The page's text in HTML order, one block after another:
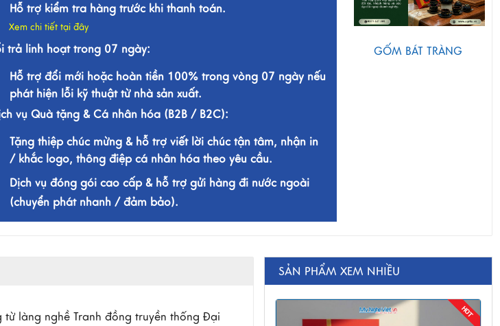
Hỗ trợ kiểm tra hàng trước khi thanh toán.
Xem chi tiết tại đây
trả linh hoạt trong 07 ngày:
Hỗ trợ đổi mới hoặc hoàn tiền 100% trong vòng 07 ngày nếu
phát hiện lỗi kỹ thuật từ nhà sản xuất.
vụ Quà tặng & Cá nhân hóa (B2B / B2C):
Tặng thiệp chúc mừng & hỗ trợ viết lời chúc tận tâm, nhận in
/ khắc logo, thông điệp cá nhân hóa theo yêu cầu.
Dịch vụ đóng gói cao cấp & hỗ trợ gửi hàng đi nước ngoài
(chuyển phát nhanh / đảm bảo).
GỐM BÁT TRÀNG
làng nghề Tranh đồng truyền thống Đại
SẢN PHẨM XEM NHIỀU